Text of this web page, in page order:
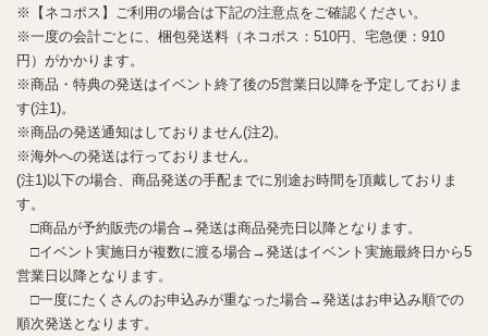
※【ネコポス】ご利用の場合は下記の注意点をご確認ください。
※一度の会計ごとに、梱包発送料（ネコポス：510円、宅急便：910
円）がかかります。
※商品・特典の発送はイベント終了後の5営業日以降を予定しておりま
す(注1)。
※商品の発送通知はしておりません(注2)。
※海外への発送は行っておりません。
(注1)以下の場合、商品発送の手配までに別途お時間を頂戴しておりま
す。
□商品が予約販売の場合→発送は商品発売日以降となります。
□イベント実施日が複数に渡る場合→発送はイベント実施最終日から5
営業日以降となります。
□一度にたくさんのお申込みが重なった場合→発送はお申込み順での
順次発送となります。